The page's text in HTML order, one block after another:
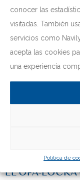
conocer las
visitadas. También
servicios como
acepta las cookies
una experiencia
Política de
EL OPA-LOCKA